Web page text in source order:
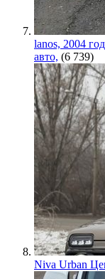
lanos, 2004
авто, (6 739)
Niva Urban